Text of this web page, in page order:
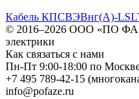
Кабель КПСВЭВнг(A)-
© 2016–2026 ООО «ПО
электрики
Как связаться с нами
Пн-Пт 9:00-18:00 по
+7 495 789-42-15
info@pofaze.ru